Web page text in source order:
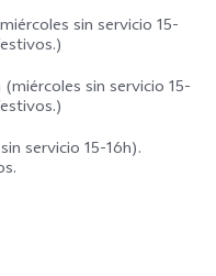
sin servicio 15-
sin servicio 15-
servicio 15-16h).